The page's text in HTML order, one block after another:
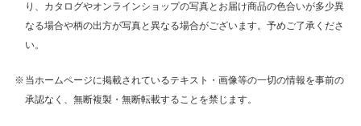
り、カタログやオンラインショップの写真とお届け商品の色合いが多少異
なる場合や柄の出方が写真と異なる場合がございます。予めご了承くださ
い。
当ホームページに掲載されているテキスト・画像等の一切の情報を事前の
承認なく、無断複製・無断転載することを禁じます。